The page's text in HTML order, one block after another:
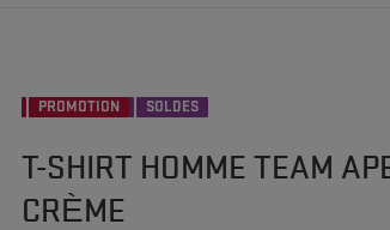
PROMOTION SOLDES
T-SHIRT HOMME TEAM
CRÈME